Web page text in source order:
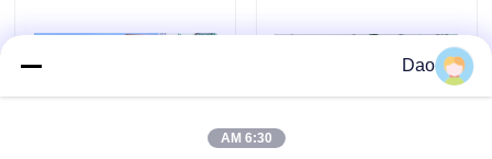
معدات الأشعة فوق البنفسجية CIPP
الأشعة فوق البنفسجية علاجه CIPP
Dao
6:30 AM